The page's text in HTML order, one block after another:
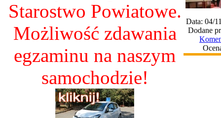
Starostwo Powiatowe.
Możliwość zdawania
egzaminu na naszym
samochodzie!
Data: 04/
Dodane